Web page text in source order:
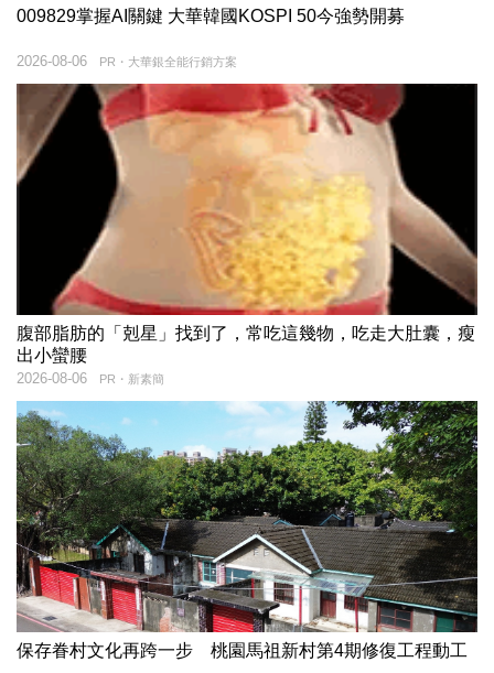
009829掌握AI關鍵 大華韓國KOSPI 50今強勢開募
PR・大華銀全能行銷方案
2026-08-06
腹部脂肪的「剋星」找到了，常吃這幾物，吃走大肚囊，瘦
出小蠻腰
PR・新素簡
2026-08-06
保存眷村文化再跨一步 桃園馬祖新村第4期修復工程動工